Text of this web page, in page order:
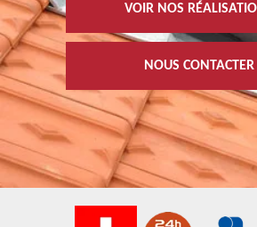
VOIR NOS
NOUS CONTACTER